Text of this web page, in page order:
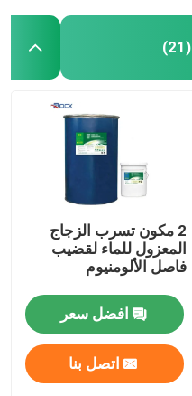
(21)
2 مكون تسرب الزجاج
المعزول للماء لقضيب
فاصل الألومنيوم
افضل سعر
اتصل بنا